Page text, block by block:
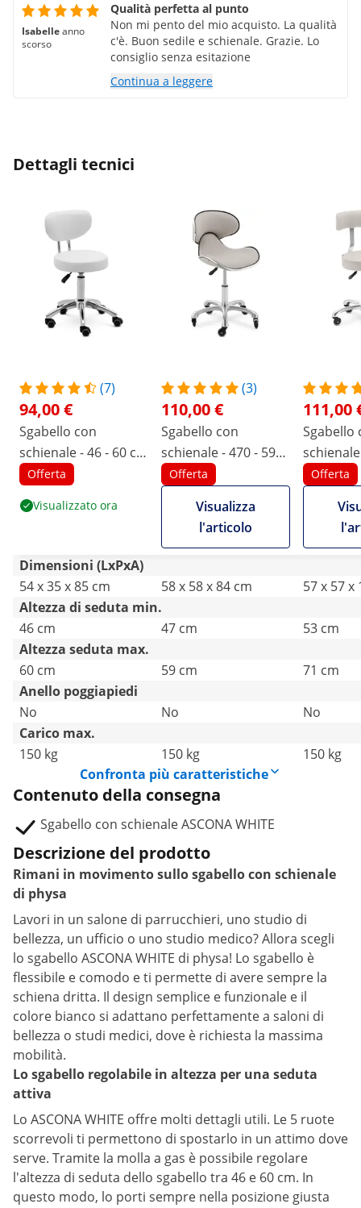
Isabelleanno
scorso
Qualità perfetta al punto
Non mi pento del mio acquisto. La qualità
c'è. Buon sedile e schienale. Grazie. Lo
consiglio senza esitazione
Continua a leggere
Dettagli tecnici
(7)
94,00 €
Sgabello con
schienale - 46 - 60 cm
- 150 kg - Bianco
Offerta
Visualizzato ora
(3)
110,00 €
Sgabello con
schienale - 470 - 590
mm - 150 kg - Grigio
Offerta
Visualizza
l'articolo
111,00
Sgabello
mm -
Offerta
Dimensioni (LxPxA)
54 x 35 x 85 cm
58 x 58 x 84 cm
57 x 57 x
Altezza di seduta min.
46 cm
47 cm
53 cm
Altezza seduta max.
60 cm
59 cm
71 cm
Anello poggiapiedi
No
No
No
Carico max.
150 kg
150 kg
150 kg
Confronta più caratteristiche
Contenuto della consegna
Sgabello con schienale ASCONA WHITE
Descrizione del prodotto
Rimani in movimento sullo sgabello con schienale
di physa
Lavori in un salone di parrucchieri, uno studio di
bellezza, un ufficio o uno studio medico? Allora scegli
lo sgabello ASCONA WHITE di physa! Lo sgabello è
flessibile e comodo e ti permette di avere sempre la
schiena dritta. Il design semplice e funzionale e il
colore bianco si adattano perfettamente a saloni di
bellezza o studi medici, dove è richiesta la massima
mobilità.
Lo sgabello regolabile in altezza per una seduta
attiva
Lo ASCONA WHITE offre molti dettagli utili. Le 5 ruote
scorrevoli ti permettono di spostarlo in un attimo dove
serve. Tramite la molla a gas è possibile regolare
l'altezza di seduta dello sgabello tra 46 e 60 cm. In
questo modo, lo porti sempre nella posizione giusta